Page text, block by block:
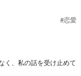
#恋愛
く、私の話を受け止めて